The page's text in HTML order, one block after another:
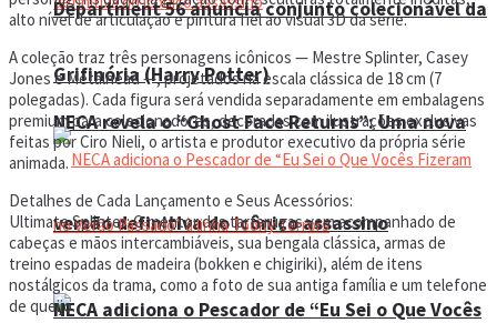
NECA revela o “Ghost Face Returns”: Uma nova
versão definitiva do icônico assassino
Department 56 anuncia conjunto colecionável da
Grifinória (Harry Potter)
NECA adiciona o Pescador de “Eu Sei o Que Vocês
alto nível de articulação e pintura fiel ao visual 3D da série.
A coleção traz três personagens icônicos — Mestre Splinter, Casey
Jones e Metalhead —, projetados na escala clássica de 18 cm (7
polegadas). Cada figura será vendida separadamente em embalagens
premium para colecionadores, decoradas com ilustrações exclusivas
feitas por Ciro Nieli, o artista e produtor executivo da própria série
animada.
Detalhes de Cada Lançamento e Seus Acessórios:
Ultimate Splinter: O mentor das tartarugas vem acompanhado de
cabeças e mãos intercambiáveis, sua bengala clássica, armas de
treino espadas de madeira (bokken e chigiriki), além de itens
nostálgicos da trama, como a foto de sua antiga família e um telefone
de queijo.